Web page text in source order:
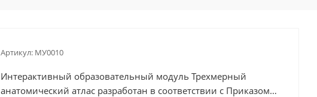
Артикул: МУ0010
Интерактивный образовательный модуль Трехмерный
анатомический атлас разработан в соответствии с Приказом